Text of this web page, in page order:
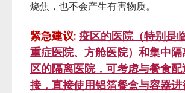
烧焦，也不会产生有害物质。
紧急建议: 疫区的医院（特别是
重症医院、方舱医院）和集中
区的隔离医院，可考虑与餐食
接，直接使用铝箔餐盒与容器进